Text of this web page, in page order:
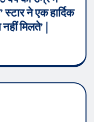
ने एक हार्दिक
मिलते’ |